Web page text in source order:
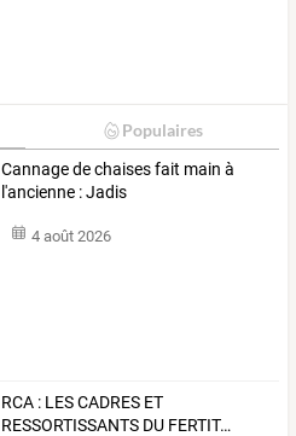
Populaires
Cannage de chaises fait main à
l'ancienne : Jadis
4 août 2026
RCA : LESCADRES ET
RESSORTISSANTS DU FERTIT…